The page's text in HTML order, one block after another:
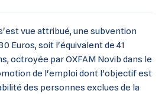
vue attribué, une subvention
Euros, soit l'équivalent de 41
octroyée par OXFAM Novib dans le
de l'emploi dont l'objectif est
des personnes exclues de la